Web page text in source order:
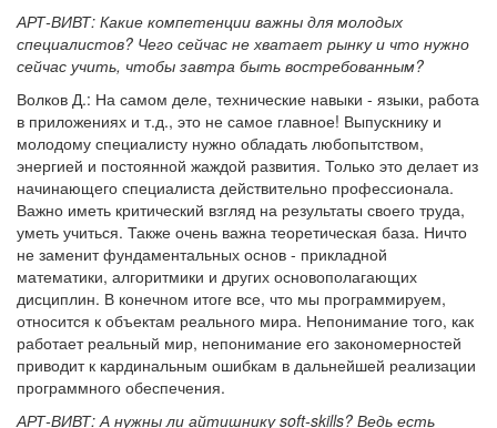
АРТ-ВИВТ: Какие компетенции важны для молодых
специалистов? Чего сейчас не хватает рынку и что нужно
сейчас учить, чтобы завтра быть востребованным?
Волков Д.: На самом деле, технические навыки - языки, работа
в приложениях и т.д., это не самое главное! Выпускнику и
молодому специалисту нужно обладать любопытством,
энергией и постоянной жаждой развития. Только это делает из
начинающего специалиста действительно профессионала.
Важно иметь критический взгляд на результаты своего труда,
уметь учиться. Также очень важна теоретическая база. Ничто
не заменит фундаментальных основ - прикладной
математики, алгоритмики и других основополагающих
дисциплин. В конечном итоге все, что мы программируем,
относится к объектам реального мира. Непонимание того, как
работает реальный мир, непонимание его закономерностей
приводит к кардинальным ошибкам в дальнейшей реализации
программного обеспечения.
АРТ-ВИВТ: А нужны ли айтишнику soft-skills? Ведь есть